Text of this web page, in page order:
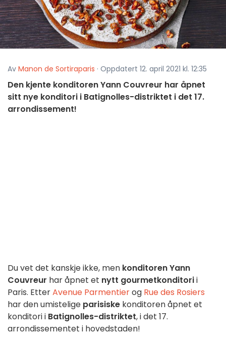
Av Manon de Sortiraparis · Oppdatert 12. april 2021 kl. 12:35
Den kjente konditoren Yann Couvreur har åpnet
sitt nye konditori i Batignolles-distriktet i det 17.
arrondissement!
Du vet det kanskje ikke, men konditoren Yann
Couvreur har åpnet et nytt gourmetkonditorii
Paris. EtterAvenue Parmentierog Rue des Rosiers
har den umistelige parisiske konditoren åpnet et
konditori i Batignolles-distriktet, i det 17.
arrondissementet i hovedstaden!